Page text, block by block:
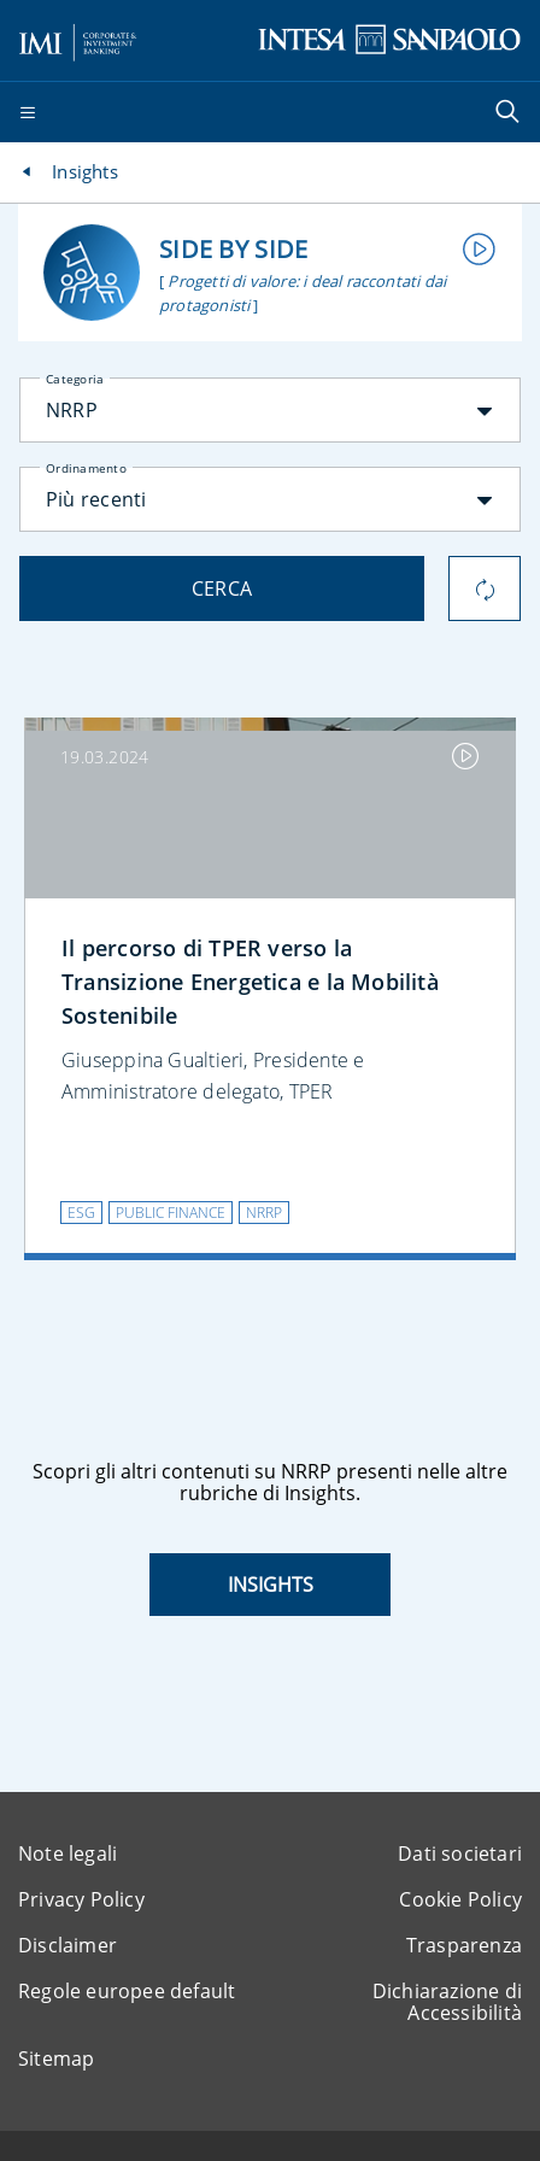
Insights
SIDE BY SIDE
[ Progetti di valore: i deal raccontati dai
protagonisti]
Categoria
NRRP
Ordinamento
Più recenti
CERCA
19.03.2024
Il percorso di TPER verso la
Transizione Energetica e la Mobilità
Sostenibile
Giuseppina Gualtieri, Presidente e
Amministratore delegato, TPER
ESG PUBLIC FINANCE NRRP
Scopri gli altri contenuti su NRRP presenti nelle altre
rubriche di Insights.
INSIGHTS
Note legali
Dati societari
Privacy Policy
Cookie Policy
Disclaimer
Trasparenza
Regole europee default
Dichiarazione di
Accessibilità
Sitemap